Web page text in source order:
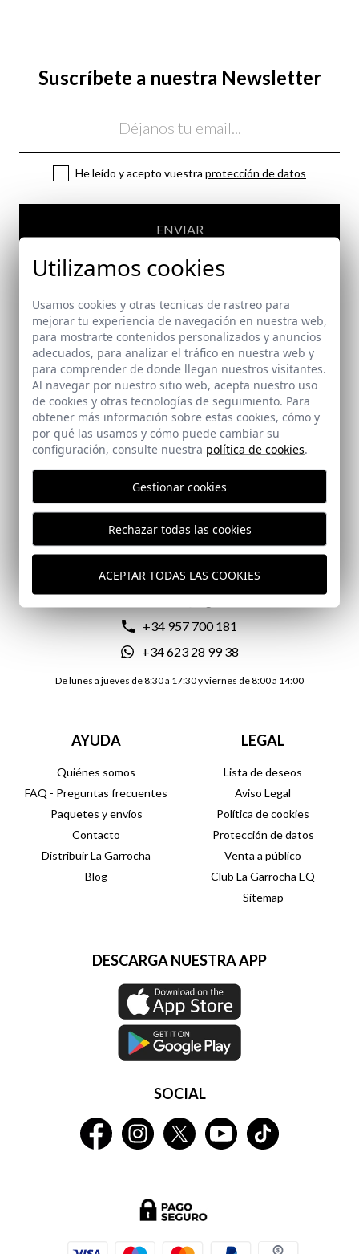
Suscríbete a nuestra Newsletter
He leído y acepto vuestra protección de datos
ENVIAR
PAGO SEGURO
GASTOS DE ENVÍO GRATIS
CONTACTO
atencionalcliente@lagarrocha.es
+34 957 700 181
+34 623 28 99 38
De lunes a jueves de 8:30 a 17:30 y viernes de 8:00 a 14:00
AYUDA
Quiénes somos
FAQ - Preguntas frecuentes
Paquetes y envíos
Contacto
Distribuir La Garrocha
Blog
LEGAL
Lista de deseos
Aviso Legal
Política de cookies
Protección de datos
Venta a público
Club La Garrocha EQ
Sitemap
DESCARGA NUESTRA APP
SOCIAL
Utilizamos cookies
Usamos cookies y otras tecnicas de rastreo para
mejorar tu experiencia de navegación en nuestra web,
para mostrarte contenidos personalizados y anuncios
adecuados, para analizar el tráfico en nuestra web y
para comprender de donde llegan nuestros visitantes.
Al navegar por nuestro sitio web, acepta nuestro uso
de cookies y otras tecnologías de seguimiento. Para
obtener más información sobre estas cookies, cómo y
por qué las usamos y cómo puede cambiar su
configuración, consulte nuestra política de cookies.
Gestionar cookies
Rechazar todas las cookies
ACEPTAR TODAS LAS COOKIES